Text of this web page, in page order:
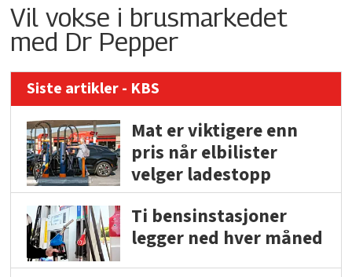
Vil vokse i brusmarkedet
med Dr Pepper
Siste artikler - KBS
Mat er viktigere enn
pris når elbilister
velger ladestopp
Ti bensinstasjoner
legger ned hver måned